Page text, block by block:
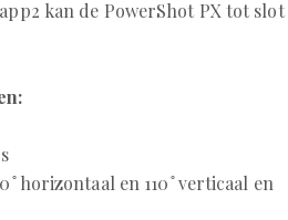
kan de PowerShot PX tot slot
horizontaal en 110 ̊ verticaal en